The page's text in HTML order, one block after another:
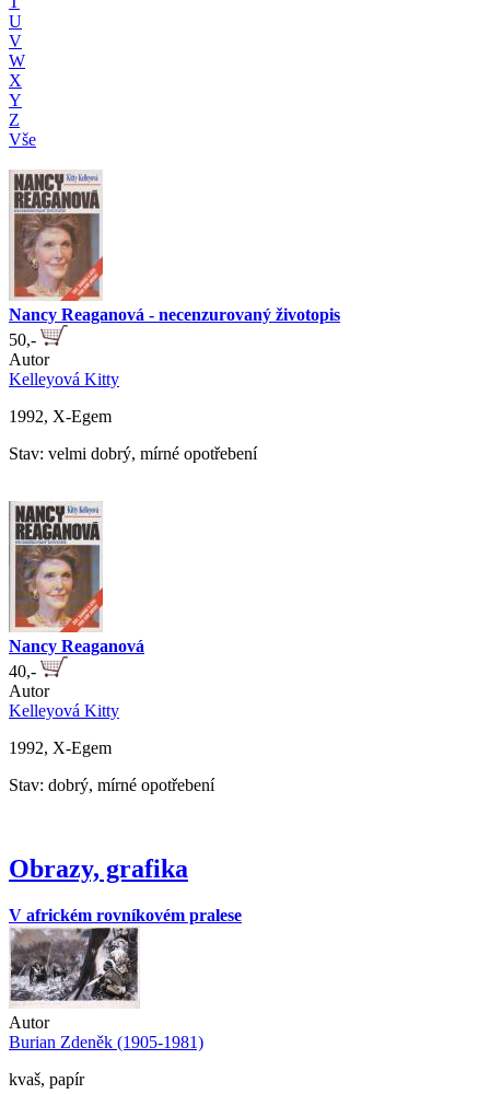
U
V
W
X
Y
Z
Vše
Nancy Reaganová - necenzurovaný životopis
50,-
Autor
Kelleyová Kitty
1992, X-Egem
Stav: velmi dobrý, mírné opotřebení
Nancy Reaganová
40,-
Autor
Kelleyová Kitty
1992, X-Egem
Stav: dobrý, mírné opotřebení
Obrazy, grafika
V africkém rovníkovém pralese
Autor
Burian Zdeněk (1905-1981)
kvaš, papír